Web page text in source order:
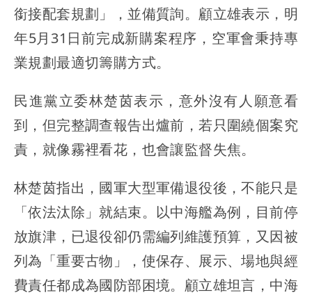
銜接配套規劃」，並備質詢。顧立雄表示，明
年5月31日前完成新購案程序，空軍會秉持專
業規劃最適切籌購方式。
民進黨立委林楚茵表示，意外沒有人願意看
到，但完整調查報告出爐前，若只圍繞個案究
責，就像霧裡看花，也會讓監督失焦。
林楚茵指出，國軍大型軍備退役後，不能只是
「依法汰除」就結束。以中海艦為例，目前停
放旗津，已退役卻仍需編列維護預算，又因被
列為「重要古物」，使保存、展示、場地與經
費責任都成為國防部困境。顧立雄坦言，中海